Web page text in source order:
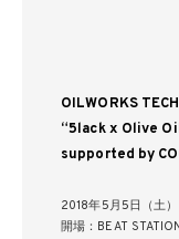
OILWORKS
“5lack x Olive
supported by
2018年5月5日（土）
開場：BEAT